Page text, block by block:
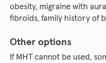
obesity, migraine with
fibroids, family history of
Other options
If MHT cannot be used,